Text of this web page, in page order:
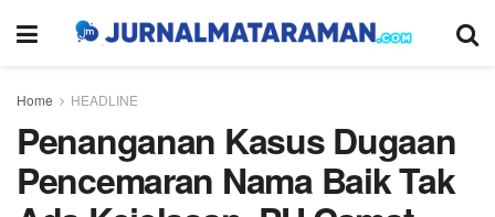
Home HEADLINE
Penanganan Kasus Dugaan
Pencemaran Nama Baik Tak